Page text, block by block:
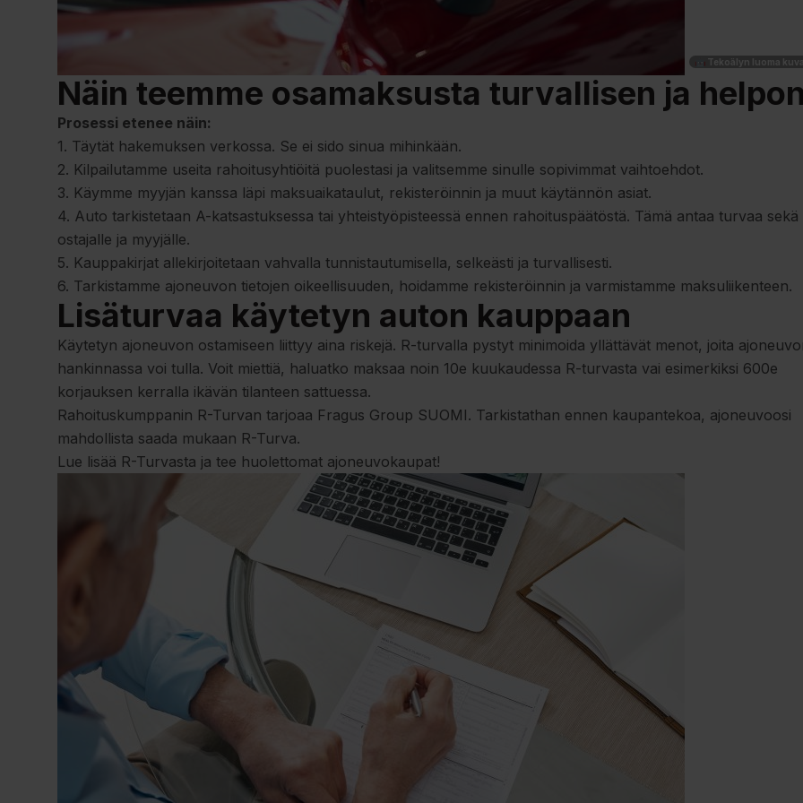
🤖 Tekoälyn luoma kuva
Näin teemme osamaksusta turvallisen ja helpon
Prosessi etenee näin:
1. Täytät hakemuksen verkossa. Se ei sido sinua mihinkään.
2. Kilpailutamme useita rahoitusyhtiöitä puolestasi ja valitsemme sinulle sopivimmat vaihtoehdot.
3. Käymme myyjän kanssa läpi maksuaikataulut, rekisteröinnin ja muut käytännön asiat.
4. Auto tarkistetaan A-katsastuksessa tai yhteistyöpisteessä ennen rahoituspäätöstä. Tämä antaa turvaa sekä
ostajalle ja myyjälle.
5. Kauppakirjat allekirjoitetaan vahvalla tunnistautumisella, selkeästi ja turvallisesti.
6. Tarkistamme ajoneuvon tietojen oikeellisuuden, hoidamme rekisteröinnin ja varmistamme maksuliikenteen.
Lisäturvaa käytetyn auton kauppaan
Käytetyn ajoneuvon ostamiseen liittyy aina riskejä. R-turvalla pystyt minimoida yllättävät menot, joita
hankinnassa voi tulla. Voit miettiä, haluatko maksaa noin 10e kuukaudessa R-turvasta vai esimerkiksi 600e
korjauksen kerralla ikävän tilanteen sattuessa.
Rahoituskumppanin R-Turvan tarjoaa Fragus Group SUOMI. Tarkistathan ennen kaupantekoa, ajoneuvoosi
mahdollista saada mukaan R-Turva.
Lue lisää R-Turvasta ja tee huolettomat ajoneuvokaupat!